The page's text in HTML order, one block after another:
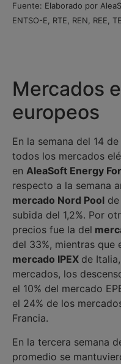
Fuente: Elaborado por
ENTSO-E, RTE, REN, REE,
Mercados
europeos
En la semana del 14
todos los mercados
en AleaSoft Energy
respecto a la semana
mercado Nord Pool
subida del 1,2%. Por
precios fue la del
del 33%, mientras que
mercado IPEX de
mercados, los
el 10% del mercado
el 24% de los
Francia.
En la tercera semana
promedio se